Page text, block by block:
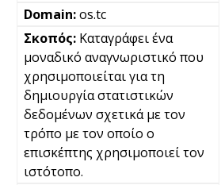
os.tc
Καταγράφει ένα
μοναδικό αναγνωριστικό που
χρησιμοποιείται για τη
δημιουργία στατιστικών
δεδομένων σχετικά με τον
τρόπο με τον οποίο ο
επισκέπτης χρησιμοποιεί τον
ιστότοπο.